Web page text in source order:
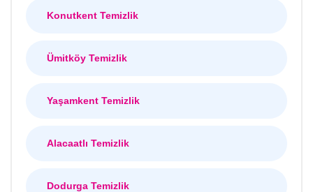
Konutkent Temizlik
Ümitköy Temizlik
Yaşamkent Temizlik
Alacaatlı Temizlik
Dodurga Temizlik